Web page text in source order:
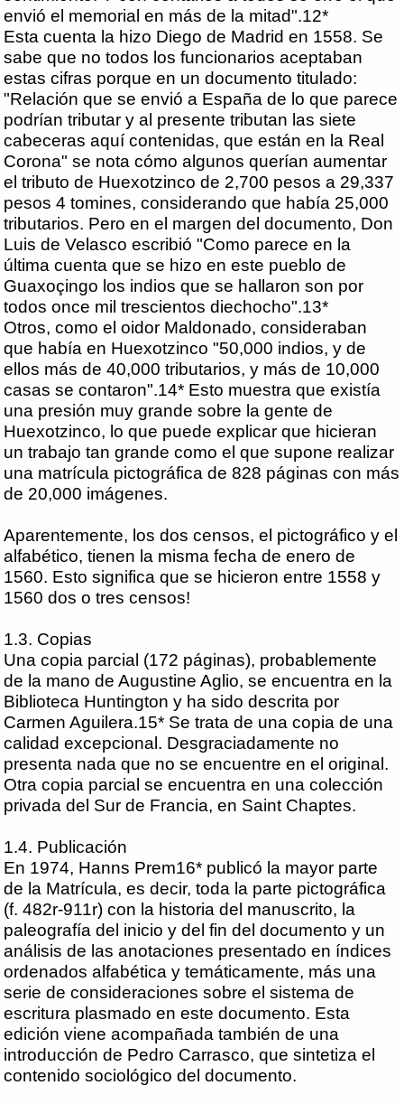
envió el memorial en más de la mitad".12*
Esta cuenta la hizo Diego de Madrid en 1558. Se
sabe que no todos los funcionarios aceptaban
estas cifras porque en un documento titulado:
"Relación que se envió a España de lo que parece
podrían tributar y al presente tributan las siete
cabeceras aquí contenidas, que están en la Real
Corona" se nota cómo algunos querían aumentar
el tributo de Huexotzinco de 2,700 pesos a 29,337
pesos 4 tomines, considerando que había 25,000
tributarios. Pero en el margen del documento, Don
Luis de Velasco escribió "Como parece en la
última cuenta que se hizo en este pueblo de
Guaxoçingo los indios que se hallaron son por
todos once mil trescientos diechocho".13*
Otros, como el oidor Maldonado, consideraban
que había en Huexotzinco "50,000 indios, y de
ellos más de 40,000 tributarios, y más de 10,000
casas se contaron".14* Esto muestra que existía
una presión muy grande sobre la gente de
Huexotzinco, lo que puede explicar que hicieran
un trabajo tan grande como el que supone realizar
una matrícula pictográfica de 828 páginas con más
de 20,000 imágenes.
Aparentemente, los dos censos, el pictográfico y el
alfabético, tienen la misma fecha de enero de
1560. Esto significa que se hicieron entre 1558 y
1560 dos o tres censos!
1.3. Copias
Una copia parcial (172 páginas), probablemente
de la mano de Augustine Aglio, se encuentra en la
Biblioteca Huntington y ha sido descrita por
Carmen Aguilera.15* Se trata de una copia de una
calidad excepcional. Desgraciadamente no
presenta nada que no se encuentre en el original.
Otra copia parcial se encuentra en una colección
privada del Sur de Francia, en Saint Chaptes.
1.4. Publicación
En 1974, Hanns Prem16* publicó la mayor parte
de la Matrícula, es decir, toda la parte pictográfica
(f. 482r-911r) con la historia del manuscrito, la
paleografía del inicio y del fin del documento y un
análisis de las anotaciones presentado en índices
ordenados alfabética y temáticamente, más una
serie de consideraciones sobre el sistema de
escritura plasmado en este documento. Esta
edición viene acompañada también de una
introducción de Pedro Carrasco, que sintetiza el
contenido sociológico del documento.